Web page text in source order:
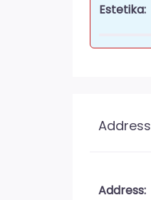
Estetika:
Address
Address: